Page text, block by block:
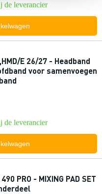
de leverancier
E 26/27 - Headband
voor samenvoegen
de leverancier
PRO - MIXING PAD SET